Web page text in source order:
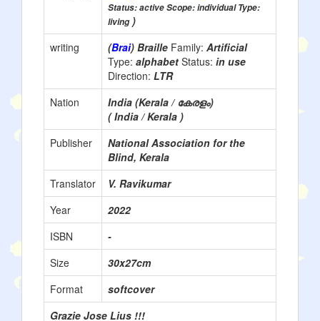
Status: active Scope: individual Type:
living)
writing
(Brai) Braille Family: Artificial
Type: alphabet Status: in use
Direction: LTR
Nation
India (Kerala / കേരളം)
( India / Kerala )
Publisher
National Association for the
Blind, Kerala
Translator
V. Ravikumar
Year
2022
ISBN
-
Size
30x27cm
Format
softcover
Grazie Jose Lius !!!